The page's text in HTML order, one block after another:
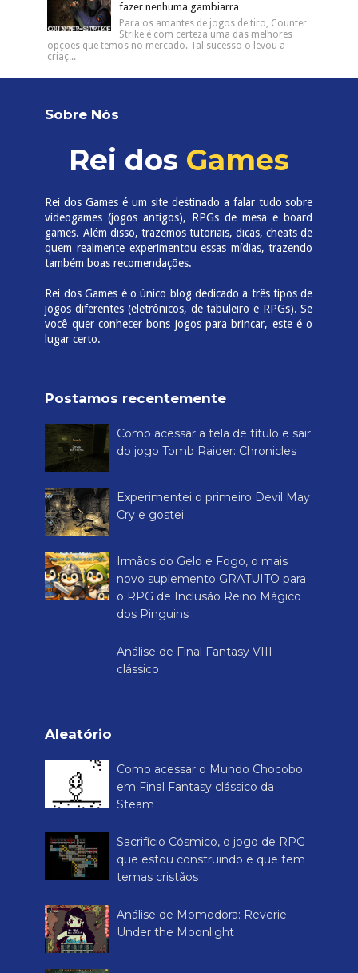
fazer nenhuma gambiarra
Para os amantes de jogos de tiro, Counter
Strike é com certeza uma das melhores
opções que temos no mercado. Tal sucesso o levou a
criaç...
Sobre Nós
Rei dos Games
Rei dos Games é um site destinado a falar tudo sobre
videogames (jogos antigos), RPGs de mesa e board
games. Além disso, trazemos tutoriais, dicas, cheats de
quem realmente experimentou essas mídias, trazendo
também boas recomendações.
Rei dos Games é o único blog dedicado a três tipos de
jogos diferentes (eletrônicos, de tabuleiro e RPGs). Se
você quer conhecer bons jogos para brincar, este é o
lugar certo.
Postamos recentemente
Como acessar a tela de título e sair
do jogo Tomb Raider: Chronicles
Experimentei o primeiro Devil May
Cry e gostei
Irmãos do Gelo e Fogo, o mais
novo suplemento GRATUITO para
o RPG de Inclusão Reino Mágico
dos Pinguins
Análise de Final Fantasy VIII
clássico
Aleatório
Como acessar o Mundo Chocobo
em Final Fantasy clássico da
Steam
Sacrifício Cósmico, o jogo de RPG
que estou construindo e que tem
temas cristãos
Análise de Momodora: Reverie
Under the Moonlight